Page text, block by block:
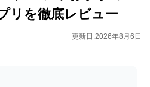
リを徹底レビュー
更新日:2026年8月6日